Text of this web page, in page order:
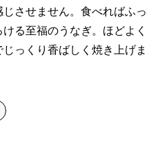
させません。食べればふっ
る至福のうなぎ。ほどよく
っくり香ばしく焼き上げま